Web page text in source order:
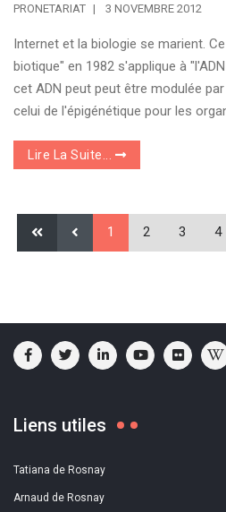
PRONETARIAT 3 NOVEMBRE 2012
Internet et la biologie se marient.
biotique" en 1982 s'applique à
cet ADN peut peut être modulée
celui de l'épigénétique pour les
Lire La Suite...
1 2 3 4
Liens utiles
Tatiana de Rosnay
Arnaud de Rosnay